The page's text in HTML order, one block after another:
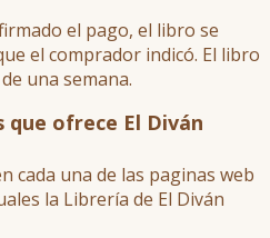
el pago, el libro se
el comprador indicó. El libro
una semana.
ofrece El Diván
cada una de las paginas web
la Librería de El Diván